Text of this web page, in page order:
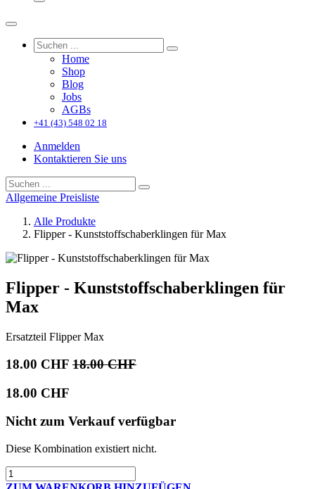
Home
Shop
Blog
Jobs
AGBs
+41 (43) 548 02 18
Anmelden
Kontaktieren Sie uns
Allgemeine Preisliste
Alle Produkte
Flipper - Kunststoffschaberklingen für Max
Flipper - Kunststoffschaberklingen für
Max
Ersatzteil Flipper Max
18.00 CHF 18.00CHF
18.00 CHF
Nicht zum Verkauf verfügbar
Diese Kombination existiert nicht.